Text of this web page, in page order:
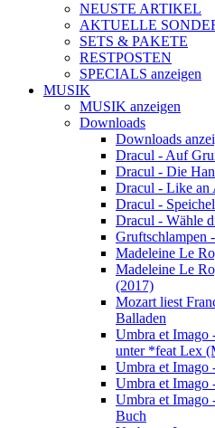
NEUSTE ARTIKEL
AKTUELLE
SETS & PAKETE
RESTPOSTEN
SPECIALS anzeigen
MUSIK
MUSIK anzeigen
Downloads
Downloads
Dracul - Auf
Dracul - Die
Dracul - Like an
Dracul -
Dracul - Wähle
Gruftschlampen
Madeleine Le
Madeleine Le
(2017)
Mozart liest
Balladen
Umbra et Imago
unter *feat Lex
Umbra et
Umbra et Imago
Umbra et Imago
Buch